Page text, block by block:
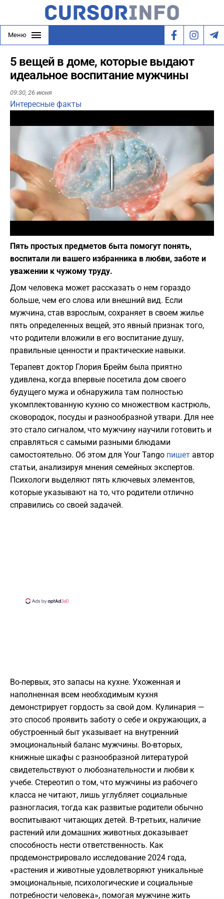
Меню
5 вещей в доме, которые выдают
идеальное воспитание мужчины
09:30, 26 июня
Интересные факты
Play
Пять простых предметов быта помогут понять,
воспитали ли вашего избранника в любви, заботе и
уважении к чужому труду.
Дом человека может рассказать о нем гораздо
больше, чем его слова или внешний вид. Если
мужчина, став взрослым, сохраняет в своем жилье
пять определенных вещей, это явный признак того,
что родители вложили в его воспитание душу,
правильные ценности и практические навыки.
Терапевт доктор Глория Брейм была приятно
удивлена, когда впервые посетила дом своего
будущего мужа и обнаружила там полностью
укомплектованную кухню со множеством кастрюль,
сковородок, посуды и разнообразной утвари. Для нее
это стало сигналом, что мужчину научили готовить и
справляться с самыми разными блюдами
самостоятельно. Об этом для Your Tango пишет автор
статьи, анализируя мнения семейных экспертов.
Психологи выделяют пять ключевых элементов,
которые указывают на то, что родители отлично
справились со своей задачей.
Во-первых, это запасы на кухне. Ухоженная и
наполненная всем необходимым кухня
демонстрирует гордость за свой дом. Кулинария —
это способ проявить заботу о себе и окружающих, а
обустроенный быт указывает на внутренний
эмоциональный баланс мужчины. Во-вторых,
книжные шкафы с разнообразной литературой
свидетельствуют о любознательности и любви к
учебе. Стереотип о том, что мужчины из рабочего
класса не читают, лишь углубляет социальные
разногласия, тогда как развитые родители обычно
воспитывают читающих детей. В-третьих, наличие
растений или домашних животных доказывает
способность нести ответственность. Как
продемонстрировало исследование 2024 года,
«растения и животные удовлетворяют уникальные
эмоциональные, психологические и социальные
потребности человека», помогая мужчине жить